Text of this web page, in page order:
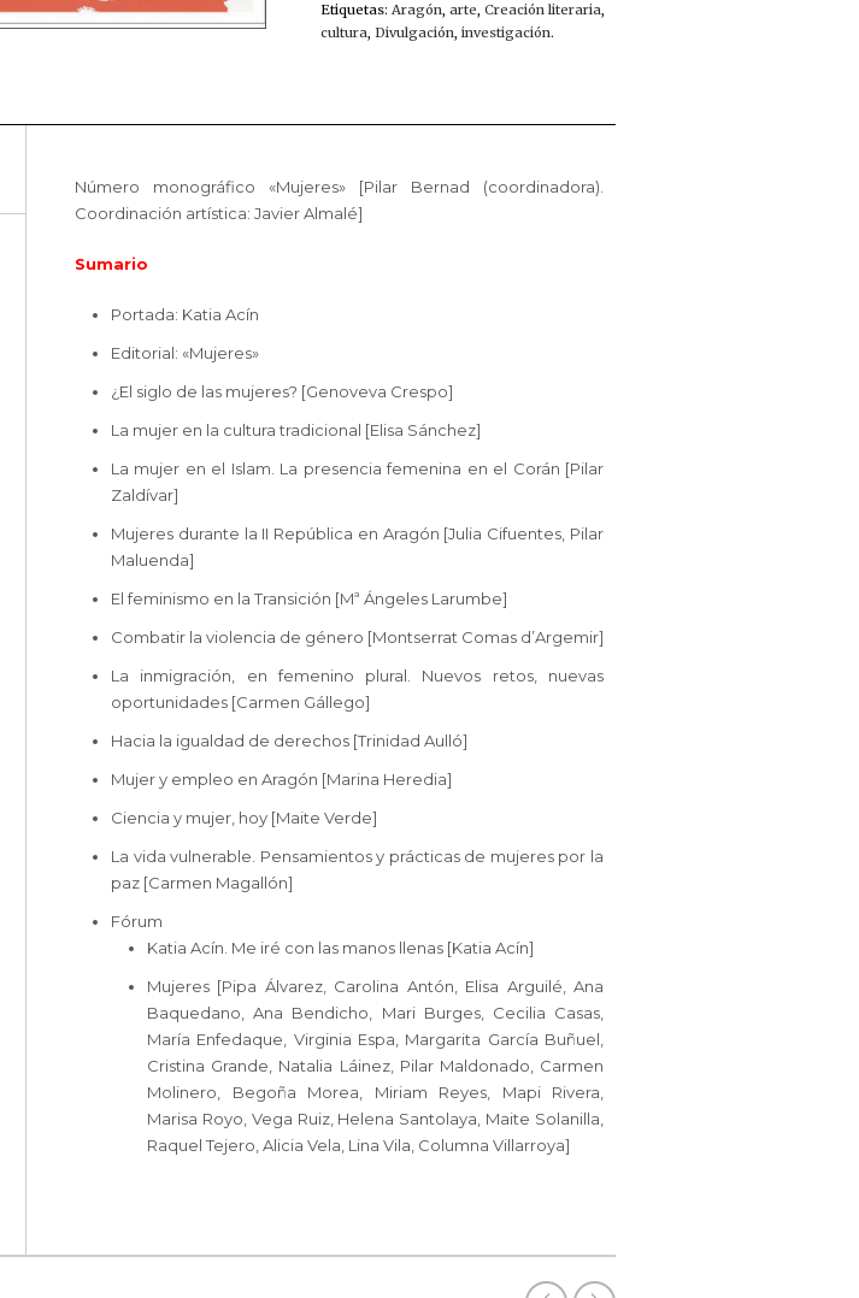
Etiquetas: Aragón, arte, Creación literaria,
cultura, Divulgación, investigación.
Número monográfico «Mujeres» [Pilar Bernad (coordinadora).
Coordinación artística: Javier Almalé]
Sumario
Portada: Katia Acín
Editorial: «Mujeres»
¿El siglo de las mujeres? [Genoveva Crespo]
La mujer en la cultura tradicional [Elisa Sánchez]
La mujer en el Islam. La presencia femenina en el Corán [Pilar
Zaldívar]
Mujeres durante la II República en Aragón [Julia Cifuentes, Pilar
Maluenda]
El feminismo en la Transición [Mª Ángeles Larumbe]
Combatir la violencia de género [Montserrat Comas d’Argemir]
La inmigración, en femenino plural. Nuevos retos, nuevas
oportunidades [Carmen Gállego]
Hacia la igualdad de derechos [Trinidad Aulló]
Mujer y empleo en Aragón [Marina Heredia]
Ciencia y mujer, hoy [Maite Verde]
La vida vulnerable. Pensamientos y prácticas de mujeres por la
paz [Carmen Magallón]
Fórum
Katia Acín. Me iré con las manos llenas [Katia Acín]
Mujeres [Pipa Álvarez, Carolina Antón, Elisa Arguilé, Ana
Baquedano, Ana Bendicho, Mari Burges, Cecilia Casas,
María Enfedaque, Virginia Espa, Margarita García Buñuel,
Cristina Grande, Natalia Láinez, Pilar Maldonado, Carmen
Molinero, Begoña Morea, Miriam Reyes, Mapi Rivera,
Marisa Royo, Vega Ruiz, Helena Santolaya, Maite Solanilla,
Raquel Tejero, Alicia Vela, Lina Vila, Columna Villarroya]